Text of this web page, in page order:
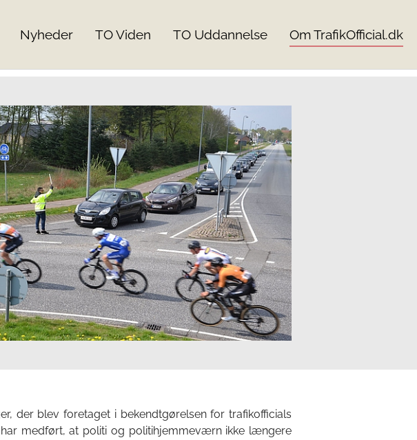
Nyheder TO Viden TO Uddannelse Om TrafikOfficial.dk
der blev foretaget i bekendtgørelsen for trafikofficials
har medført, at politi og politihjemmeværn ikke længere